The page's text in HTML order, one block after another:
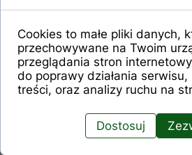
Trzy zawiasy
Cookies to małe pliki danych,
przechowywane na Twoim
przeglądania stron
do poprawy działania serwisu,
treści, oraz analizy ruchu na
Dostosuj